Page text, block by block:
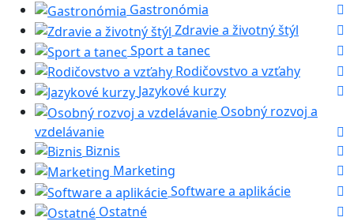
Gastronómia
Zdravie a životný štýl
Sport a tanec
Rodičovstvo a vzťahy
Jazykové kurzy
Osobný rozvoj a
vzdelávanie
Biznis
Marketing
Software a aplikácie
Ostatné